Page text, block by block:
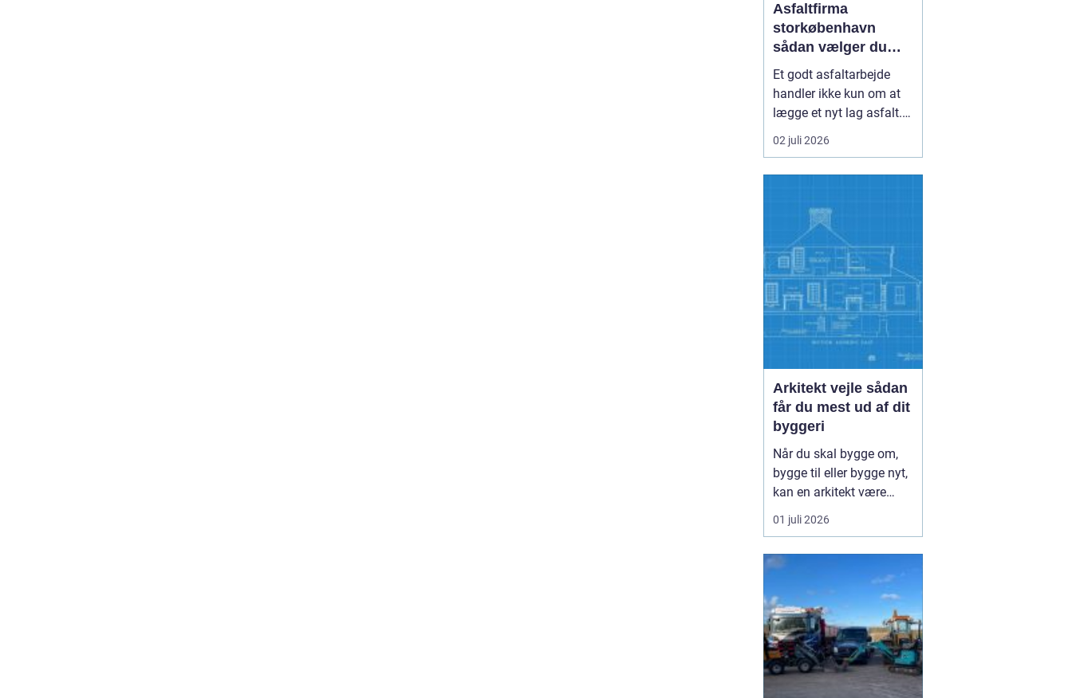
Asfaltfirma
storkøbenhavn
sådan vælger du
den rette
samarbejdspartner
Et godt asfaltarbejde
handler ikke kun om at
lægge et nyt lag asfalt.
Det handler også om
planlægning, tidsfrister,
Storkøbenhavn er
kravene til et asfaltfirma
høje. Trafikken er tung,
projekterne li...
02 juli 2026
Arkitekt vejle sådan
får du mest ud af dit
byggeri
Når du skal bygge om,
bygge til eller bygge nyt,
kan en arkitekt være
nøglen til et flot resultat,
der også fungerer i
omegn er interessen for
godt byggeri vokset
markant de seneste år,
og mange drømmer om
hjem, der både tager h...
01 juli 2026